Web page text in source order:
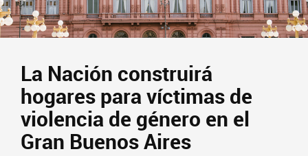
La Nación construirá
hogares para víctimas de
violencia de género en el
Gran Buenos Aires